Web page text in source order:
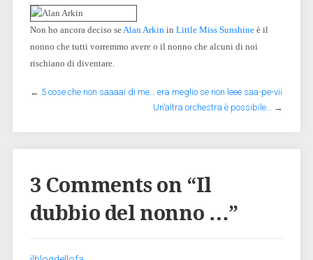
Non ho ancora deciso seAlan Arkinin Little Miss Sunshineè il
nonno che tutti vorremmo avere o il nonno che alcuni di noi
rischiano di diventare.
← 5 cose che non saaaai di me… era meglio se non leee saa-pe-vii
Un’altra orchestra è possibile… →
3 Comments on “Il
dubbio del nonno …”